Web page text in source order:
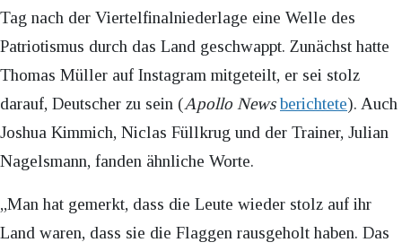
Tag nach der Viertelfinalniederlage eine Welle des
Patriotismus durch das Land geschwappt. Zunächst hatte
Thomas Müller auf Instagram mitgeteilt, er sei stolz
darauf, Deutscher zu sein (Apollo News berichtete). Auch
Joshua Kimmich, Niclas Füllkrug und der Trainer, Julian
Nagelsmann, fanden ähnliche Worte.
„Man hat gemerkt, dass die Leute wieder stolz auf ihr
Land waren, dass sie die Flaggen rausgeholt haben. Das